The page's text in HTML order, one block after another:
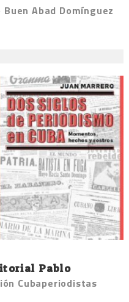
Buen Abad Domínguez
Pablo
Cubaperiodistas